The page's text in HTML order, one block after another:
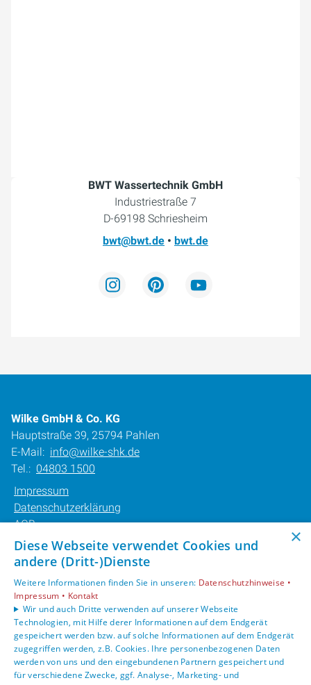
BWT Wassertechnik GmbH
Industriestraße 7
D-69198 Schriesheim
bwt@bwt.de • bwt.de
Wilke GmbH & Co. KG
Hauptstraße 39, 25794 Pahlen
E-Mail: info@wilke-shk.de
Tel.: 04803 1500
Impressum
Datenschutzerklärung
AGB
Barrierefreiheitserklärung
Privatkunden
Karriere
Unternehmen
Kontakt
×
Diese Webseite verwendet Cookies und
andere (Dritt-)Dienste
Weitere Informationen finden Sie in unseren: Datenschutzhinweise •
Impressum • Kontakt
Wir und auch Dritte verwenden auf unserer Webseite
Technologien, mit Hilfe derer Informationen auf dem Endgerät
gespeichert werden bzw. auf solche Informationen auf dem Endgerät
zugegriffen werden, z.B. Cookies. Ihre personenbezogenen Daten
werden von uns und den eingebundenen Partnern gespeichert und
für verschiedene Zwecke, ggf. Analyse-, Marketing- und